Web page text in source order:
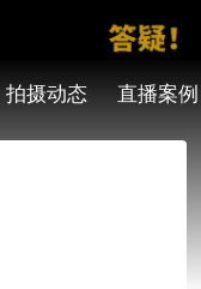
拍摄动态 直播案例